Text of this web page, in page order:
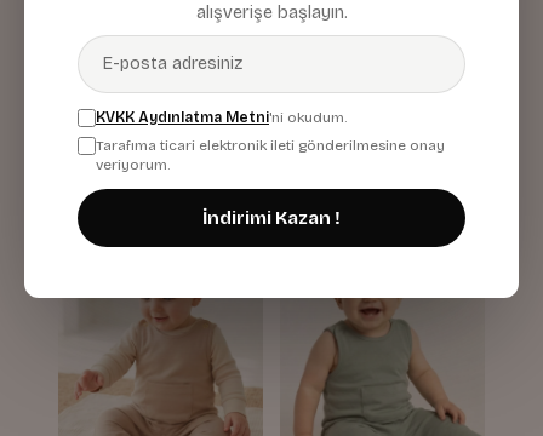
Kiz Erkek Bebek
Organik Yelek
Mint
439,87 TL
Pudra
439,87 TL
alışverişe başlayın.
KVKK Aydınlatma Metni'ni okudum.
Tarafıma ticari elektronik ileti gönderilmesine onay
veriyorum.
İndirimi Kazan !